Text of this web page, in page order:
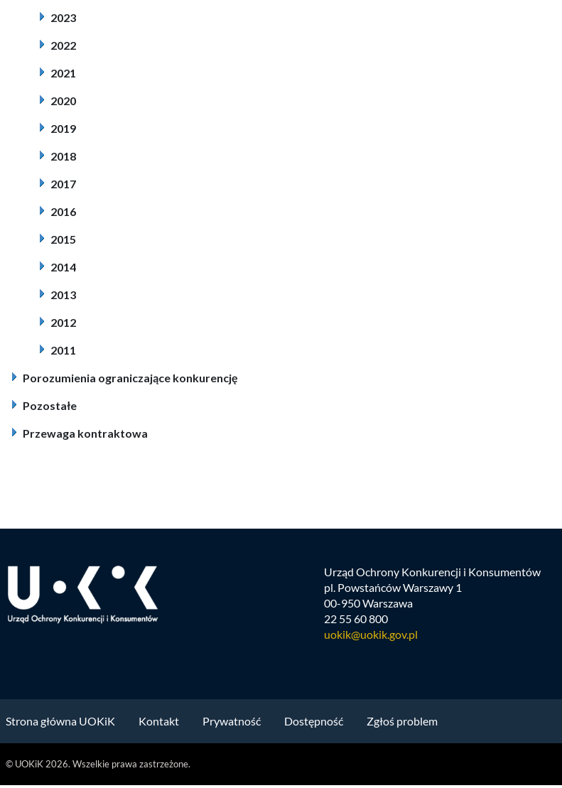
2023
2022
2021
2020
2019
2018
2017
2016
2015
2014
2013
2012
2011
Porozumienia ograniczające konkurencję
Pozostałe
Przewaga kontraktowa
Urząd Ochrony Konkurencji i Konsumentów
pl. Powstańców Warszawy 1
00-950 Warszawa
22 55 60 800
uokik@uokik.gov.pl
Strona główna UOKiK Kontakt Prywatność Dostępność Zgłoś problem
© UOKiK 2026. Wszelkie prawa zastrzeżone.